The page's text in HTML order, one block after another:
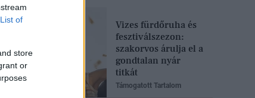
List of
store
or
Vizes fürdőruha és
fesztiválszezon:
szakorvos árulja el a
gondtalan nyár
titkát
Támogatott Tartalom